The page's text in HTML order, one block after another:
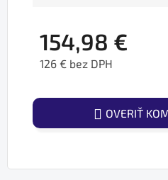
154,98 €
126 € bez DPH
OVERIŤ